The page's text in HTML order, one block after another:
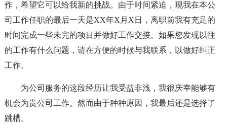
作，希望它可以给我新的挑战。由于时间紧迫，现我在本公
司工作任职的最后一天是XX年X月X日，离职前我有充足的
时间完成一些未完的项目并做好工作交接。如果您发现以往
的工作有什么问题，请在方便的时候与我联系，以做好纠正
工作。
为公司服务的这段经历让我受益非浅，我很庆幸能够有
机会为贵公司工作。然而由于种种原因，我最后还是选择了
跳槽。